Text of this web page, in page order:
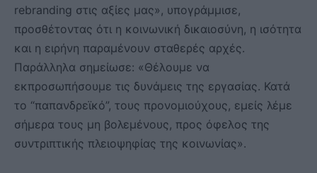
rebranding στις αξίες μας», υπογράμμισε,
προσθέτοντας ότι η κοινωνική δικαιοσύνη, η ισότητα
και η ειρήνη παραμένουν σταθερές αρχές.
Παράλληλα σημείωσε: «Θέλουμε να
εκπροσωπήσουμε τις δυνάμεις της εργασίας. Κατά
το “παπανδρεϊκό”, τους προνομιούχους, εμείς λέμε
σήμερα τους μη βολεμένους, προς όφελος της
συντριπτικής πλειοψηφίας της κοινωνίας».